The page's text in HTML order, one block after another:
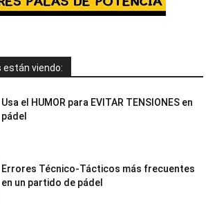
están viendo:
Usa el HUMOR para EVITAR TENSIONES en
pádel
Errores Técnico-Tácticos más frecuentes
en un partido de pádel